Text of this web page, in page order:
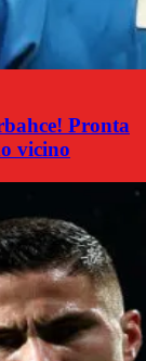
Pronta
vicino